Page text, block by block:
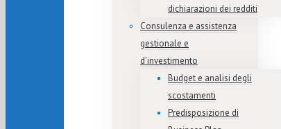
dichiarazioni dei redditi
Consulenza e assistenza
gestionale e
d’investimento
Budget e analisi degli
scostamenti
Predisposizione di